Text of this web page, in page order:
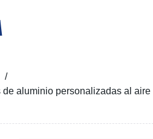
aluminio personalizadas al